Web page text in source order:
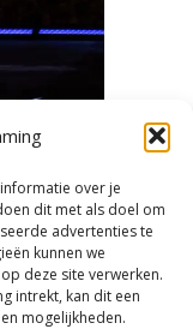
over je
dit met als doel om
advertenties te
kunnen we
deze site verwerken.
intrekt, kan dit een
mogelijkheden.